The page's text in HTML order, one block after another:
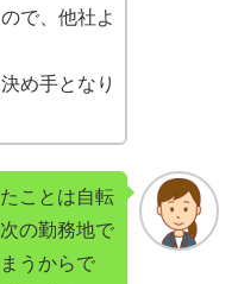
で、他社よ
め手となり
ことは自転
の勤務地で
うからで